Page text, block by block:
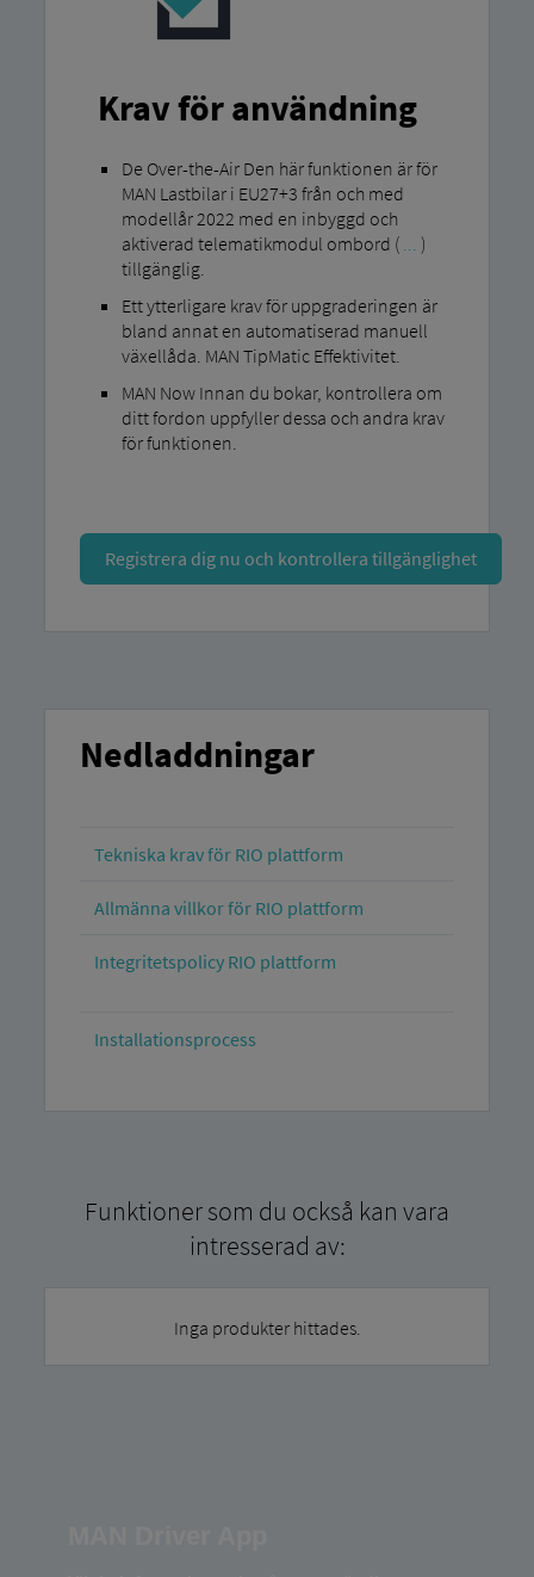
Krav för användning
De Over-the-Air Den här funktionen är för
MAN Lastbilar i EU27+3 från och med
modellår 2022 med en inbyggd och
aktiverad telematikmodul ombord (
)
tillgänglig.
Ett ytterligare krav för uppgraderingen är
bland annat en automatiserad manuell
växellåda. MAN TipMatic Effektivitet.
MAN Now Innan du bokar, kontrollera om
ditt fordon uppfyller dessa och andra krav
för funktionen.
Registrera dig nu och kontrollera tillgänglighet
Nedladdningar
Tekniska krav för RIO plattform
Allmänna villkor för RIO plattform
Integritetspolicy RIO plattform
Installationsprocess
Funktioner som du också kan vara
intresserad av:
Inga produkter hittades.